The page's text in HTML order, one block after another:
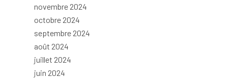
novembre 2024
octobre 2024
septembre 2024
août 2024
juillet 2024
juin 2024